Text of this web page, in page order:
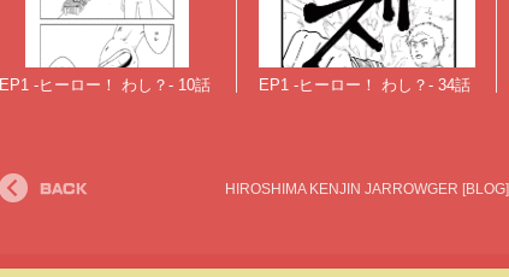
EP1 -ヒーロー！ わし？- 10話 EP1 -ヒーロー！ わし？- 34話
の
HIROSHIMA KENJIN JARROWGER [BLOG]